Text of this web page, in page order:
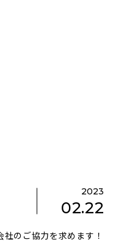
2023
02.22
のご協力を求めます！